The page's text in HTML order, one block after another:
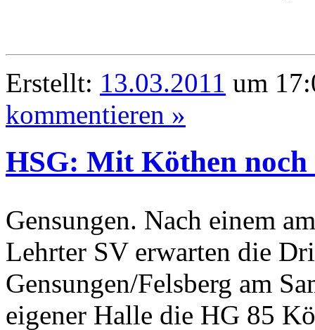
Erstellt: 13.03.2011 um
kommentieren »
HSG: Mit Köthen noch
Gensungen. Nach einem
Lehrter SV erwarten die
Gensungen/Felsberg am
eigener Halle die HG 85